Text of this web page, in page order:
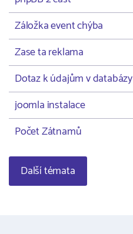
Záložka event chýba
Zase ta reklama
Dotaz k údajům v databázy
joomla instalace
Počet Zátnamů
Další témata